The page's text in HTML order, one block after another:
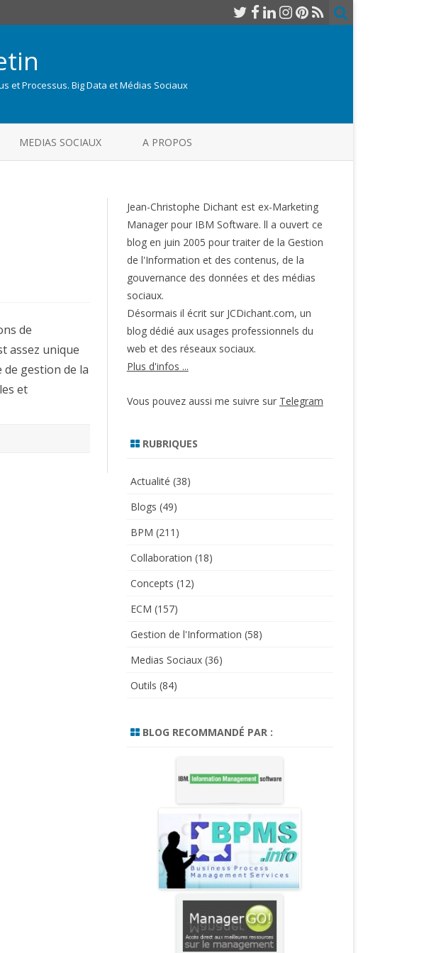
et Processus. Big Data et Médias Sociaux
MEDIAS SOCIAUX A PROPOS
de
assez unique
gestion de la
et
Jean-Christophe Dichant est ex-Marketing
Manager pour IBM Software. ll a ouvert ce
blog en juin 2005 pour traiter de la Gestion
de l'Information et des contenus, de la
gouvernance des données et des médias
sociaux.
Désormais il écrit sur JCDichant.com, un
blog dédié aux usages professionnels du
web et des réseaux sociaux.
Plus d'infos ...
Vous pouvez aussi me suivre sur Telegram
RUBRIQUES
Actualité (38)
Blogs (49)
BPM (211)
Collaboration (18)
Concepts (12)
ECM (157)
Gestion de l'Information (58)
Medias Sociaux(36)
Outils (84)
BLOG RECOMMANDÉ PAR :